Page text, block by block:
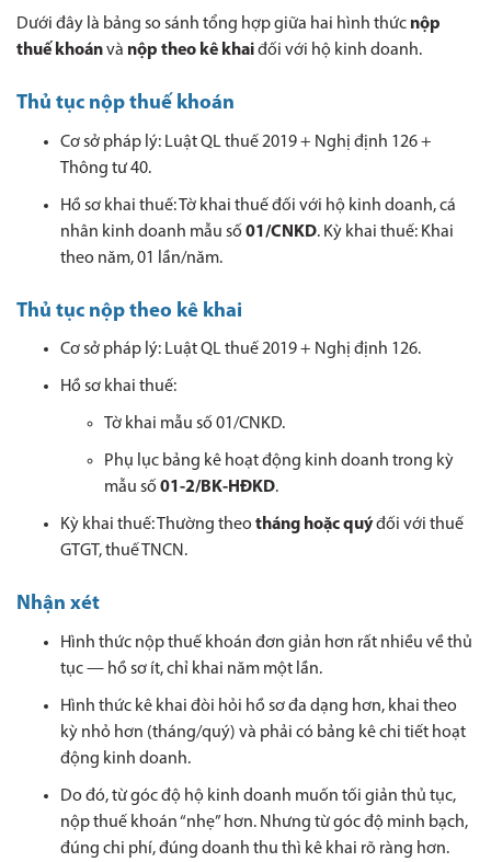
Dưới đây là bảng so sánh tổng hợp giữa hai hình thức nộp
thuế khoánvà nộp theo kê khaiđối với hộ kinh doanh.
Thủ tục nộp thuế khoán
Cơ sở pháp lý: Luật QL thuế 2019 + Nghị định 126 +
Thông tư 40.
Hồ sơ khai thuế: Tờ khai thuế đối với hộ kinh doanh, cá
nhân kinh doanh mẫu số 01/CNKD. Kỳ khai thuế: Khai
theo năm, 01 lần/năm.
Thủ tục nộp theo kê khai
Cơ sở pháp lý: Luật QL thuế 2019 + Nghị định 126.
Hồ sơ khai thuế:
Tờ khai mẫu số 01/CNKD.
Phụ lục bảng kê hoạt động kinh doanh trong kỳ
mẫu số 01-2/BK-HĐKD.
Kỳ khai thuế: Thường theo tháng hoặc quýđối với thuế
GTGT, thuế TNCN.
Nhận xét
Hình thức nộp thuế khoán đơn giản hơn rất nhiều về thủ
tục — hồ sơ ít, chỉ khai năm một lần.
Hình thức kê khai đòi hỏi hồ sơ đa dạng hơn, khai theo
kỳ nhỏ hơn (tháng/quý) và phải có bảng kê chi tiết hoạt
động kinh doanh.
Do đó, từ góc độ hộ kinh doanh muốn tối giản thủ tục,
nộp thuế khoán “nhẹ” hơn. Nhưng từ góc độ minh bạch,
đúng chi phí, đúng doanh thu thì kê khai rõ ràng hơn.